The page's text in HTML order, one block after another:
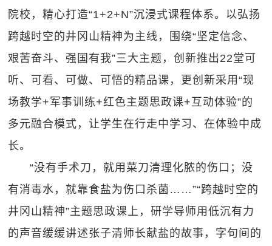
院校，精心打造“1+2+N”沉浸式课程体系。以弘扬
跨越时空的井冈山精神为主线，围绕“坚定信念、
艰苦奋斗、强国有我”三大主题，创新推出22堂可
听、可看、可做、可悟的精品课，更创新采用“现
场教学+军事训练+红色主题思政课+互动体验”的
多元融合模式，让学生在行走中学习、在体验中成
长。
“没有手术刀，就用菜刀清理化脓的伤口；没
有消毒水，就靠食盐为伤口杀菌……”“跨越时空的
井冈山精神”主题思政课上，研学导师用低沉有力
的声音缓缓讲述张子清师长献盐的故事，字句间的